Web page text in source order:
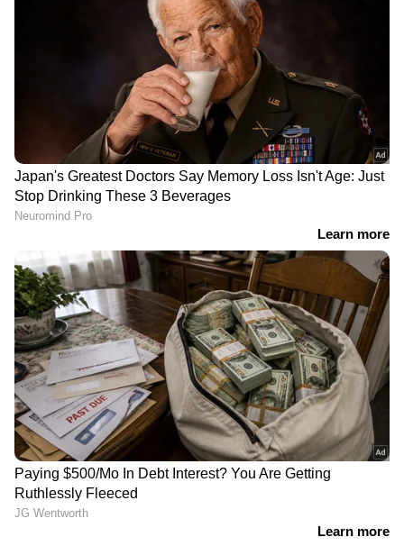
'ഓട്ടോ ഓടിച്ച് നിർധനരായവരെ സഹായിക്കുന്ന